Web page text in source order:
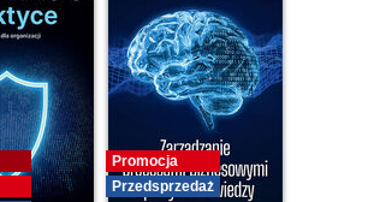
Promocja
Przedsprzedaż